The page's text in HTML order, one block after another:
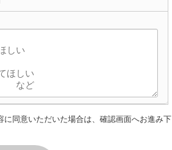
に同意いただいた場合は、確認画面へお進み下